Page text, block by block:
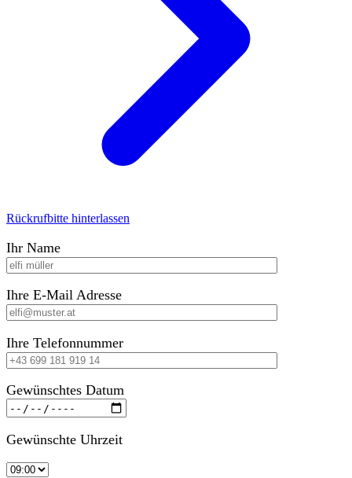
Rückrufbitte hinterlassen
Ihr Name
Ihre E-Mail Adresse
Ihre Telefonnummer
Gewünschtes Datum
Gewünschte Uhrzeit